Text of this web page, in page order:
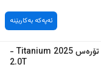
ئەپەکە بەکاربێنە
تۆرەس2025
Titanium
-
2.0T